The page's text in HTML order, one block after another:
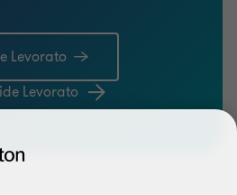
Levorato
Levorato